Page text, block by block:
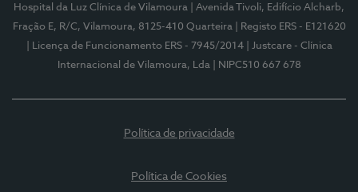
Hospital da Luz Clínica de Vilamoura
| Avenida Tivoli, Edifício Alcharb,
Fração E, R/C, Vilamoura, 8125-410 Quarteira
| Registo ERS - E121620
| Licença de Funcionamento ERS - 7945/2014
| Justcare - Clínica
Internacional de Vilamoura, Lda
| NIPC510 667 678
Política de privacidade
Política de Cookies